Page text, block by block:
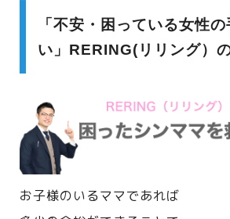
「不安・困っている女性
い」RERING(リリング）
お子様のいるママであれば